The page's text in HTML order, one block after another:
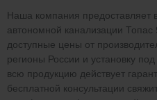
Наша компания предоставляет
автономной канализации
доступные цены от
регионы России и установку
всю продукцию действует
бесплатной консультации